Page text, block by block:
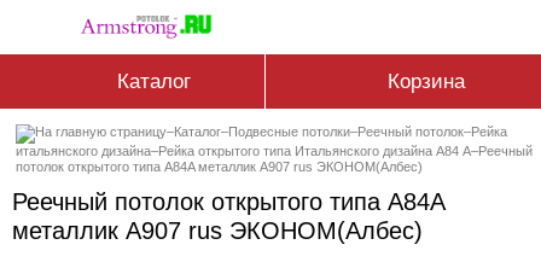
Каталог Корзина
–Каталог–Подвесные потолки–Реечный потолок–Рейка
итальянского дизайна–Рейка открытого типа Итальянского дизайна А84 А–Реечный
потолок открытого типа A84A металлик А907 rus ЭКОНОМ(Албес)
Реечный потолок открытого типа A84A
металлик А907 rus ЭКОНОМ(Албес)